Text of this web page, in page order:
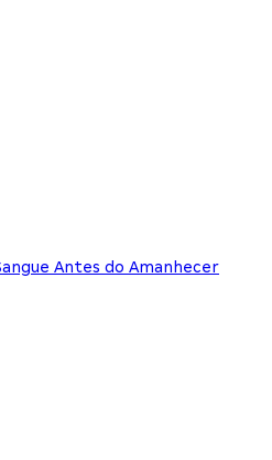
Antes do Amanhecer